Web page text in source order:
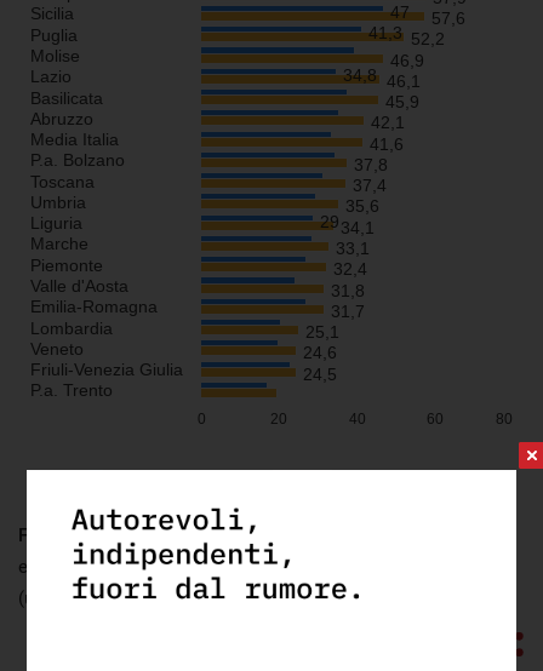
FONTE: elaborazione openpolis - Con i bambini su dati Invalsi
e Istat
(ultimo aggiornamento: mercoledì 17 Aprile 2019)